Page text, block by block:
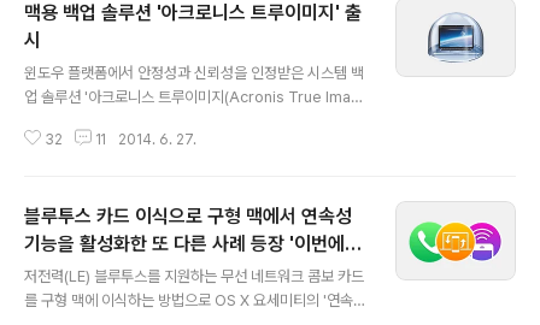
맥용 백업 솔루션 '아크로니스 트루이미지' 출
시
윈도우 플랫폼에서 안정성과 신뢰성을 인정받은 시스템 백
업 솔루션 '아크로니스 트루이미지(Acronis True Imag
사의 '고스트'와 함께 익히 이름을 들어봤을 유명한 백업 프
션이 있는 맥 생태계에서 얼마나 어필할 수 있을지 의문이
지만, 맥용 트루이미지는 이런 백업 솔루션에 비해 한층 빠
른 속도와 쉬운 사용 방법을 장점으로 내세우며 도전장을
내밀고 있습니다. 쉬운 사용 방법에 초점이 맞춰져 있는 탓
인지 인터페이스는 매우 단조롭게 구성되어 있습니다. 앱
32 11 2014. 6. 27.
블루투스 카드 이식으로 구형 맥에서 연속성
기능을 활성화한 또 다른 사례 등장 '이번에는
실제 작동 가능'
저전력(LE) 블루투스를 지원하는 무선 네트워크 콤보 카드
를 구형 맥에 이식하는 방법으로 OS X 요세미티의 '연속성